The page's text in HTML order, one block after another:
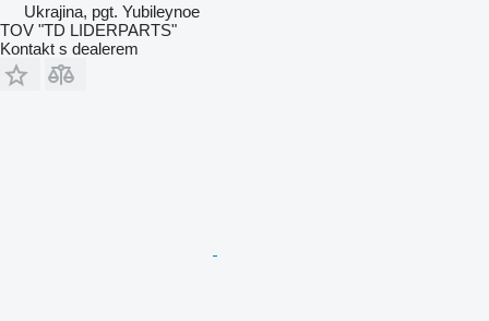
Ukrajina, pgt. Yubileynoe
TOV "TD LIDERPARTS"
Kontakt s dealerem